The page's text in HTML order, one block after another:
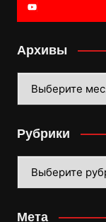
Архивы
Рубрики
Мета